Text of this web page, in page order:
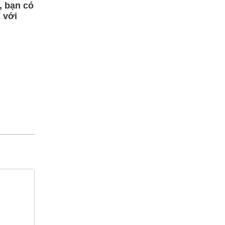
bạn có
với
hotline -